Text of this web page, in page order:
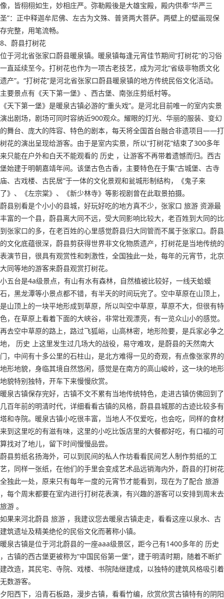
像，皆栩栩如生，妙相庄严。弥勒殿後是大雄宝殿，殿内供奉“华严三
圣”：正中释迦牟尼佛、左古为文殊、普贤两大菩萨。两壁上的壁画现保
存完整，用笔流畅。
8、蔚县打树花
位于河北省张家口蔚县暖泉镇。暖泉镇每逢元宵佳节期间“打树花”的习俗
一直延续至今。打树花也作为一项古老技艺，成为河北“省级非物质文化
遗产”。“打树花”是河北省张家口蔚县暖泉镇的地方传统民俗文化活动。
主要景点有《天下第一堡》、西古堡、南张庄剪纸村等。
《天下第一堡》是暖泉古镇必游的“重头戏”。是河北目前唯一的室内实景
演出剧场，剧场可同时容纳近900观众。耀眼的灯光、华丽的服装、变幻
的舞台、庞大的阵容、特色的剧本，每天将全国首台融合非遗项目——打
树花的演出呈现给游客。由于是室内实景，所以“打树花”结束了300多年
来只能在户外和白天不能观看的 历史 ，让游客不再带着遗憾而归。西古
堡始建于明朝嘉靖年间。该堡古色古香，主要特色在于集“古城堡、古寺
庙、古戏楼、古民居”于一体的文化景观和瓮城形制结构，《鬼子来
了》、《左宗棠》、《新少林寺》等影视剧曾在此取景拍摄。
蔚县别看是个小小的县城，好玩好吃的地方真不少，张家口 旅游 资源最
丰富的一个县，蔚县离大同不远，受大同影响比较大，老百姓到大同的比
到张家口的多，在老百姓的心里感觉蔚县归大同管而不属于张家口。蔚县
的文化底蕴很深，蔚县剪获得世界非文化物质遗产，打树花是当地传统的
表演节目，很具有观赏性和刺激性，全国独此一处，每年的元宵节，北京
大同等地的游客来蔚县观赏打树花。
小五台是4a级景点，有山有水有森林，自然植被比较好，一线天蛤蟆
石，黑龙潭等小景点都不错，有半天的时间玩完了。空中草原在山顶上，
是山顶上的一块平地形成到草原，所以叫空中草原，草原不大，但很有特
色，在草原上看着下面的大峡谷，非常壮观漂亮，有一览众山小的感觉。
再去空中草原的路上，路过飞狐峪，山高林密，地形险要，是兵家必争之
地， 历史 上这里发生过几场大的战役，易守难攻，是蔚县的天然南大
门，中间有十多公里的石柱山，是北方难得一见的奇观，有点像张家界的
地形地貌，身临其境自然悠闲，感觉是在南方的高山峻岭，这一块的地形
地貌特别独特，开车下来慢慢欣赏。
暖泉古镇保存完好，古镇不文不累有当地传统特色，走进古镇仿佛回到了
几百年前的明清时代，详细看看古镇的风格，蔚县县城那的古迹比较多有
塔和寺院。暖泉古镇小吃很丰富，当地人不仅爱吃，也会吃，同样的食材
来到这里吃的有滋有味，这里的小吃比饭店里的大餐都好吃，有口福的可
算找对了地儿，留下时间慢慢品尝。
蔚县剪纸名扬海外，可以到民间的私人作坊看看民间艺人制作剪纸的工
艺，同样一张纸，在他们的手里会变成艺术品远销海内外，蔚县的打树花
全独此一处，原来只有每年一度的元宵节才能看到，现在为了配合 旅游
，每个周末都要在室内进行打树花表演，有兴趣的游客可以安排到周末去
旅游 。
如果来河北蔚县 旅游 ，我建议您去暖泉古镇走走，看看这座以泉水、古
建筑遗址及精美绝伦的民俗文化而著称小镇。
暖泉古镇是位于河北蔚县的一座aaa级景区，距今己有1400多年的 历史
，古镇的西古堡更被称为“中国民俗第一堡”，建于明清时期，随着不断扩
建改造，其民宅、寺院、戏楼、书院陆继建成，以独特的建筑风格吸引着
无数游客。
夕阳西下，沿青石板路，漫步古镇，看看竹编，欣赏欣赏古镇特有的阴阳